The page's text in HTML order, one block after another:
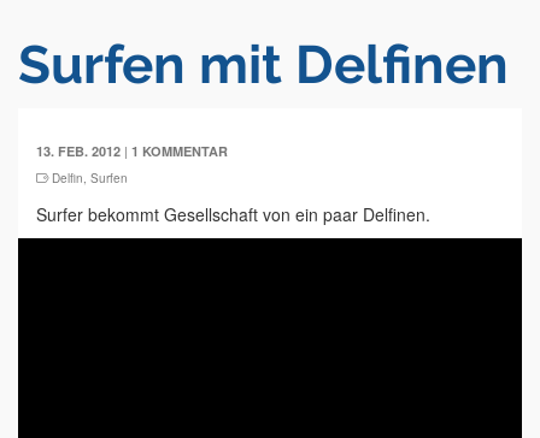
Surfen mit Delfinen
13. FEB. 2012 | 1 KOMMENTAR
Delfin, Surfen
Surfer bekommt Gesellschaft von ein paar Delfinen.